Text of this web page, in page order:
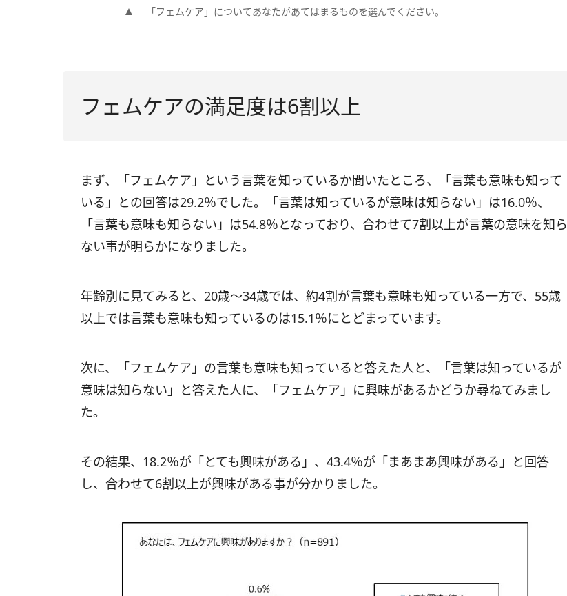
「フェムケア」についてあなたがあてはまるものを選んでください。
フェムケアの満足度は6割以上
まず、「フェムケア」という言葉を知っているか聞いたところ、「言葉も意味も知って
いる」との回答は29.2％でした。「言葉は知っているが意味は知らない」は16.0％、
「言葉も意味も知らない」は54.8％となっており、合わせて7割以上が言葉の意味を知ら
ない事が明らかになりました。
年齢別に見てみると、20歳～34歳では、約4割が言葉も意味も知っている一方で、55歳
以上では言葉も意味も知っているのは15.1％にとどまっています。
次に、「フェムケア」の言葉も意味も知っていると答えた人と、「言葉は知っているが
意味は知らない」と答えた人に、「フェムケア」に興味があるかどうか尋ねてみまし
た。
その結果、18.2％が「とても興味がある」、43.4％が「まあまあ興味がある」と回答
し、合わせて6割以上が興味がある事が分かりました。